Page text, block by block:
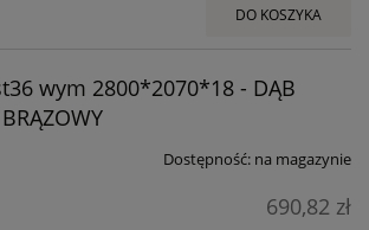
DO KOSZYKA
wym 2800*2070*18 - DĄB
Dostępność: na magazynie
690,82 zł